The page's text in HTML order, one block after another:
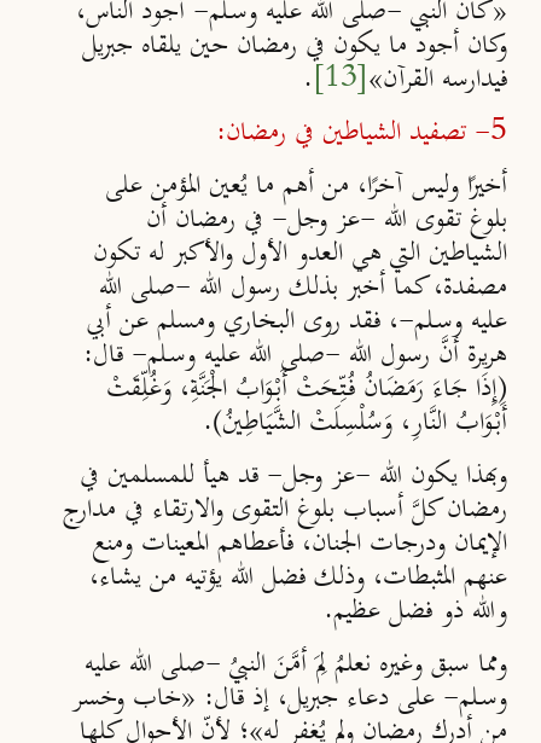
«كان النبي -صلى الله عليه وسـلم- أجود الناس،
وكان أجود ما يكون في رمضان حين يلقاه جبريل
فيدارسه القرآن»[13]
.
5- تصفيد الشياطين في رمضان:
أخيرًا وليس آخرًا، من أهم ما يُعين المؤمن على
بلوغ تقوى الله -عز وجل- في رمضان أن
الشياطين التي هي العدو الأول والأكبر له تكون
مصفدة، كما أخبر بذلك رسول الله -صلى الله
عليه وسـلم-، فقد روى البخاري ومسلم عن أبي
هريرة أنَّ رسول الله -صلى الله عليه وسـلم- قال:
(إِذَا جَاءَ رَمَضَانُ فُتِّحَتْ أَبْوَابُ الْجَنَّةِ، وَغُلِّقَتْ
أَبْوَابُ النَّارِ، وَسُلْسِلَتْ الشَّيَاطِينُ).
وبهذا يكون الله -عز وجل- قد هيأ للمسلمين في
رمضان كلَّ أسباب بلوغ التقوى والارتقاء في مدارج
الإيمان ودرجات الجنان، فأعطاهم المعينات ومنع
عنهم المثبطات، وذلك فضل الله يؤتيه من يشاء،
والله ذو فضل عظيم.
ومما سبق وغيره نعلمُ لِمَ أمَّنَ النبيُ -صلى الله عليه
وسـلم- على دعاء جبريل، إذ قال: «خاب وخسر